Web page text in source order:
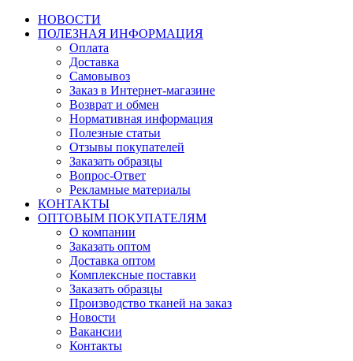
НОВОСТИ
ПОЛЕЗНАЯ ИНФОРМАЦИЯ
Оплата
Доставка
Самовывоз
Заказ в Интернет-магазине
Возврат и обмен
Нормативная информация
Полезные статьи
Отзывы покупателей
Заказать образцы
Вопрос-Ответ
Рекламные материалы
КОНТАКТЫ
ОПТОВЫМ ПОКУПАТЕЛЯМ
О компании
Заказать оптом
Доставка оптом
Комплексные поставки
Заказать образцы
Производство тканей на заказ
Новости
Вакансии
Контакты